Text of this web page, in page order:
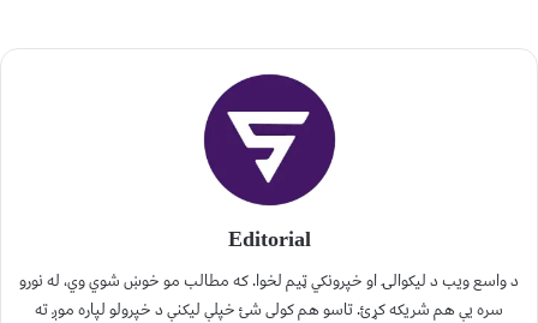
Editorial
د واسع ویب د لیکوالۍ او خپرونکي ټیم لخوا. که مطالب مو خوښ شوي وي، له نورو
سره یې هم شریکه کړئ. تاسو هم کولی شئ خپلې لیکنې د خپرولو لپاره موږ ته